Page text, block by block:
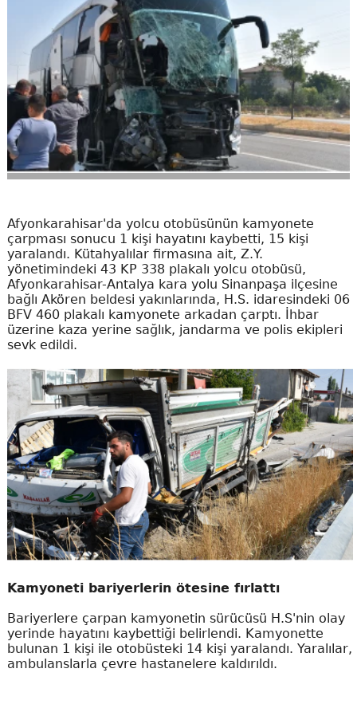
Afyonkarahisar'da yolcu otobüsünün kamyonete
çarpması sonucu 1 kişi hayatını kaybetti, 15 kişi
yaralandı. Kütahyalılar firmasına ait, Z.Y.
yönetimindeki 43 KP 338 plakalı yolcu otobüsü,
Afyonkarahisar-Antalya kara yolu Sinanpaşa ilçesine
bağlı Akören beldesi yakınlarında, H.S. idaresindeki 06
BFV 460 plakalı kamyonete arkadan çarptı. İhbar
üzerine kaza yerine sağlık, jandarma ve polis ekipleri
sevk edildi.
Kamyoneti bariyerlerin ötesine fırlattı
Bariyerlere çarpan kamyonetin sürücüsü H.S'nin olay
yerinde hayatını kaybettiği belirlendi. Kamyonette
bulunan 1 kişi ile otobüsteki 14 kişi yaralandı. Yaralılar,
ambulanslarla çevre hastanelere kaldırıldı.